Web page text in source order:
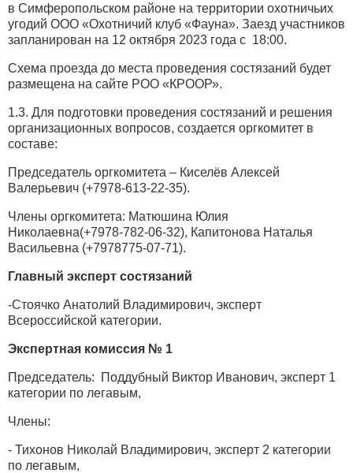
в Симферопольском районе на территории охотничьих
угодий ООО «Охотничий клуб «Фауна». Заезд участников
запланирован на 12 октября 2023 года с 18:00.
Схема проезда до места проведения состязаний будет
размещена на сайте РОО «КРООР».
1.3. Для подготовки проведения состязаний и решения
организационных вопросов, создается оргкомитет в
составе:
Председатель оргкомитета – Киселёв Алексей
Валерьевич (+7978-613-22-35).
Члены оргкомитета: Матюшина Юлия
Николаевна(+7978-782-06-32), Капитонова Наталья
Васильевна (+7978775-07-71).
Главный эксперт состязаний
-Стоячко Анатолий Владимирович, эксперт
Всероссийской категории.
Экспертная комиссия № 1
Председатель: Поддубный Виктор Иванович, эксперт 1
категории по легавым,
Члены:
- Тихонов Николай Владимирович, эксперт 2 категории
по легавым,